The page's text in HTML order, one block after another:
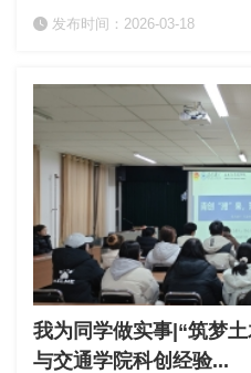
发布时间：2026-03-18
我为同学做实事|“筑梦
与交通学院科创经验...